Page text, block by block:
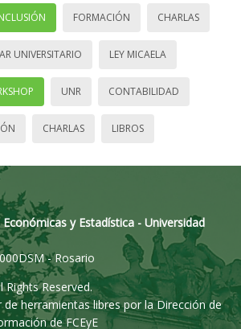
FORMACIÓN CHARLAS
UNIVERSITARIO LEY MICAELA
UNR CONTABILIDAD
CHARLAS LIBROS
y Estadística - Universidad
- Rosario
Reserved.
herramientas libres por la Dirección de
de FCEyE